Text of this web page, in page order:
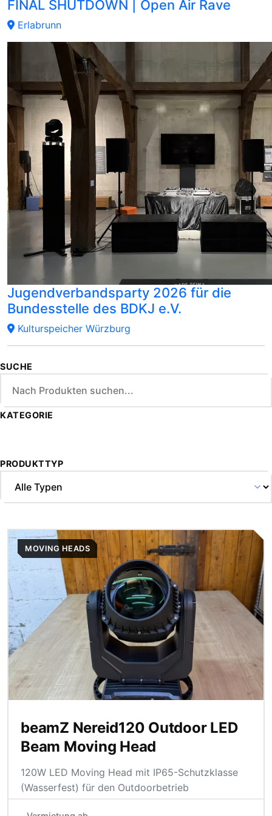
FINAL SHUTDOWN | Open Air Rave
Erlabrunn
Jugendverbandsparty 2026 für die
Bundesstelle des BDKJ e.V.
Kulturspeicher Würzburg
SUCHE
KATEGORIE
PRODUKTTYP
MOVING HEADS
beamZ Nereid120 Outdoor LED
Beam Moving Head
120W LED Moving Head mit IP65-Schutzklasse
(Wasserfest) für den Outdoorbetrieb